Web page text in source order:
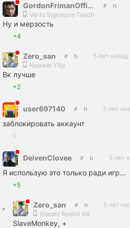
GordonFrimanOfficial
Vertu Signature Touch
Ну и мерзость
+4
Zero_san
5 лет назад
Huawei Y6p
Вк лучше
+2
user697140 5 лет
заблокировать аккаунт
0
DeivenClovee 5 лет
Я использую это только ради игр...
+5
Zero_san
5 лет
Xiaomi Redmi 9A
SlaveMonkey, +